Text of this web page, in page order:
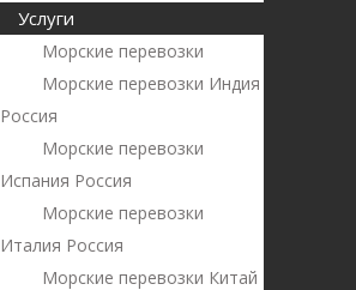
Услуги
Морские перевозки
Морские перевозки Индия
Россия
Морские перевозки
Испания Россия
Морские перевозки
Италия Россия
Морские перевозки Китай